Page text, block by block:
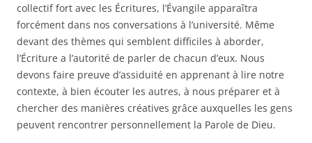
collectif fort avec les Écritures, l’Évangile apparaîtra
forcément dans nos conversations à l’université. Même
devant des thèmes qui semblent difficiles à aborder,
l’Écriture a l’autorité de parler de chacun d’eux. Nous
devons faire preuve d’assiduité en apprenant à lire notre
contexte, à bien écouter les autres, à nous préparer et à
chercher des manières créatives grâce auxquelles les gens
peuvent rencontrer personnellement la Parole de Dieu.